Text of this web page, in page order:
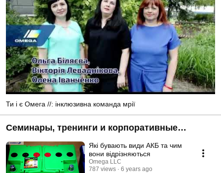
Ти і є Омега //: інклюзивна команда мрії
Семинары, тренинги и корпоративные
мероприятия
Які бувають види АКБ та чим
вони відрізняються
Omega LLC
787 views
6 years ago